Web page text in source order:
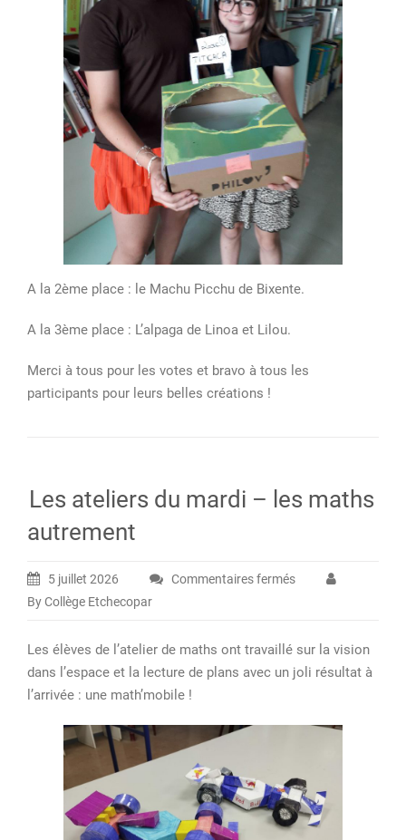
A la 2ème place : le Machu Picchu de Bixente.
A la 3ème place : L’alpaga de Linoa et Lilou.
Merci à tous pour les votes et bravo à tous les
participants pour leurs belles créations !
Les ateliers du mardi – les maths
autrement
5 juillet 2026 Commentaires ferméssur
du
mardi
By Collège Etchecopar
Les élèves de l’atelier de maths ont travaillé sur la vision
dans l’espace et la lecture de plans avec un joli résultat à
l’arrivée : une math’mobile !